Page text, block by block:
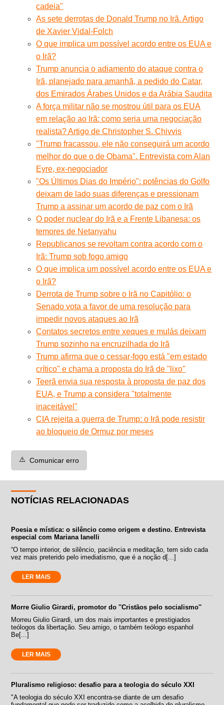
cadeia"
As sete derrotas de Donald Trump no Irã. Artigo
de Xavier Vidal-Folch
O que implica um possível acordo entre os EUA e
o Irã?
Trump anuncia o adiamento do ataque contra o
Irã, planejado para amanhã, a pedido do Catar,
dos Emirados Árabes Unidos e da Arábia Saudita
A força militar não se mostrou útil para os EUA
em relação ao Irã: como seria uma negociação
realista? Artigo de Christopher S. Chivvis
"Trump fracassou, ele não conseguirá um acordo
melhor do que o de Obama". Entrevista com Alan
Eyre, ex-negociador
"Os Últimos Dias do Império": potências do Golfo
deixam de lado suas diferenças e pressionam
Trump a assinar um acordo de paz com o Irã
O poder nuclear do Irã e a Frente Libanesa: os
temores de Netanyahu
Republicanos se revoltam contra acordo com o
Irã: Trump sob fogo amigo
O que implica um possível acordo entre os EUA e
o Irã?
Derrota de Trump sobre o Irã no Capitólio: o
Senado vota a favor de uma resolução para
impedir novos ataques ao Irã
Contatos secretos entre xeques e mulás deixam
Trump sozinho na encruzilhada do Irã
Trump afirma que o cessar-fogo está "em estado
crítico" e chama a proposta do Irã de "lixo"
Teerã envia sua resposta à proposta de paz dos
EUA, e Trump a considera "totalmente
inaceitável"
CIA rejeita a guerra de Trump: o Irã pode resistir
ao bloqueio de Ormuz por meses
⚠️ Comunicar erro
NOTÍCIAS RELACIONADAS
Poesia e mística: o silêncio como origem e destino. Entrevista
especial com Mariana Ianelli
“O tempo interior, de silêncio, paciência e meditação, tem sido cada
vez mais preterido pelo imediatismo, que é a noção d[...]
LER MAIS
Morre Giulio Girardi, promotor do ''Cristãos pelo socialismo''
Morreu Giulio Girardi, um dos mais importantes e prestigiados
teólogos da libertação. Seu amigo, o também teólogo espanhol
Be[...]
LER MAIS
Pluralismo religioso: desafio para a teologia do século XXI
"A teologia do século XXI encontra-se diante de um desafio